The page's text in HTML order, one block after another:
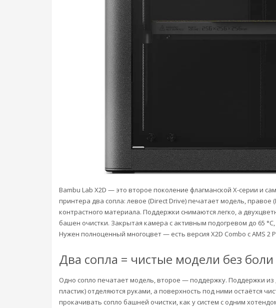
Bambu Lab X2D — это второе поколение флагманской X-серии и
принтера два сопла: левое (Direct Drive) печатает модель, правое
контрастного материала. Поддержки снимаются легко, а
башен очистки. Закрытая камера с активным подогревом до 65
Нужен полноценный многоцвет — есть версия X2D Combo с AMS 2
Два сопла = чистые модели без боли
Одно сопло печатает модель, второе — поддержку. Поддержки из
пластик) отделяются руками, а поверхность под ними остаётся
прокачивать сопло башней очистки, как у систем с одним